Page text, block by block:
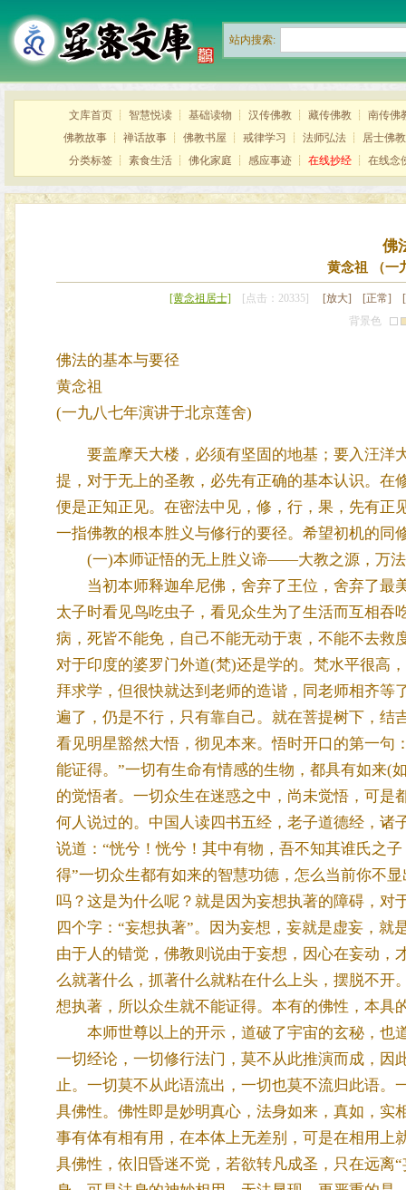
站内搜索:
文库首页 ┊ 智慧悦读 ┊ 基础读物 ┊ 汉传佛教 ┊ 藏传佛教 ┊ 南传佛
佛教故事 ┊ 禅话故事 ┊ 佛教书屋 ┊ 戒律学习 ┊ 法师弘法 ┊ 居士佛教
分类标签 ┊ 素食生活 ┊ 佛化家庭 ┊ 感应事迹 ┊ 在线抄经 ┊ 在线念
佛
黄念祖 （一
[黄念祖居士] [点击：20335] [放大] [正常]
背景色
佛法的基本与要径
黄念祖
(一九八七年演讲于北京莲舍)
要盖摩天大楼，必须有坚固的地基；要入汪洋
提，对于无上的圣教，必先有正确的基本认识。在
便是正知正见。在密法中见，修，行，果，先有正
一指佛教的根本胜义与修行的要径。希望初机的同
(一)本师证悟的无上胜义谛——大教之源，万法
当初本师释迦牟尼佛，舍弃了王位，舍弃了最
太子时看见鸟吃虫子，看见众生为了生活而互相
病，死皆不能免，自己不能无动于衷，不能不去救
对于印度的婆罗门外道(梵)还是学的。梵水平很高
拜求学，但很快就达到老师的造谐，同老师相齐
遍了，仍是不行，只有靠自己。就在菩提树下，结
看见明星豁然大悟，彻见本来。悟时开口的第一句
能证得。”一切有生命有情感的生物，都具有如来(
的觉悟者。一切众生在迷惑之中，尚未觉悟，可
何人说过的。中国人读四书五经，老子道德经，诸
说道：“恍兮！恍兮！其中有物，吾不知其谁氏之
得”一切众生都有如来的智慧功德，怎么当前你不
吗？这是为什么呢？就是因为妄想执著的障碍，对
四个字：“妄想执著”。因为妄想，妄就是虚妄，
由于人的错觉，佛教则说由于妄想，因心在妄动
么就著什么，抓著什么就粘在什么上头，摆脱不开
想执著，所以众生就不能证得。本有的佛性，本具
本师世尊以上的开示，道破了宇宙的玄秘，也
一切经论，一切修行法门，莫不从此推演而成，因
止。一切莫不从此语流出，一切也莫不流归此语。
具佛性。佛性即是妙明真心，法身如来，真如，实
事有体有相有用，在本体上无差别，可是在相用上
具佛性，依旧昏迷不觉，若欲转凡成圣，只在远离